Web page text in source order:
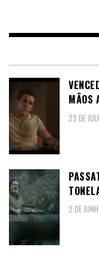
MÃOS
22 DE
2 DE